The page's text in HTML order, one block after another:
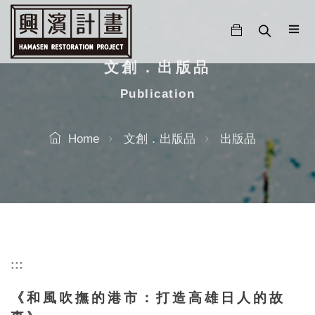
跳
要
文創．出版品
Publication
Home 文創．出版品 出版品
:::
《和風吹撫的港市：打造高雄日人的故